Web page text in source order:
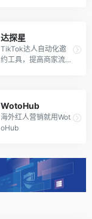
达探星
TikTok达人自动化邀
约工具，提高商家流量
WotoHub
海外红人营销就用Wot
oHub